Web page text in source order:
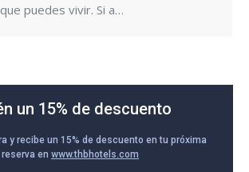
puedes vivir. Si a…
un 15% de descuento
y recibe un 15% de descuento en tu próxima
reserva en www.thbhotels.com